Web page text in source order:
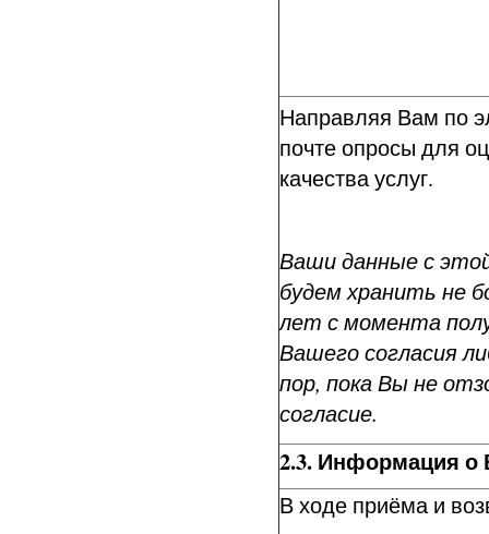
Направляя Вам по
почте опросы для
качества услуг.
Ваши данные с
будем хранить не
лет с момента
Вашего согласия
пор, пока Вы не
согласие.
2.3. Информация о
В ходе приёма и